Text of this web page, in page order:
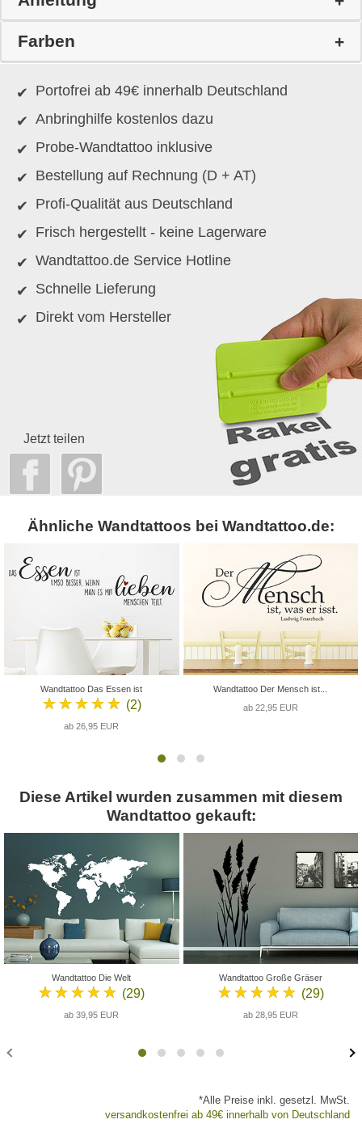
Farben
Portofrei ab 49€ innerhalb Deutschland
Anbringhilfe kostenlos dazu
Probe-Wandtattoo inklusive
Bestellung auf Rechnung (D + AT)
Profi-Qualität aus Deutschland
Frisch hergestellt - keine Lagerware
Wandtattoo.de Service Hotline
Schnelle Lieferung
Direkt vom Hersteller
Jetzt teilen
Ähnliche Wandtattoos bei Wandtattoo.de:
Wandtattoo Das Essen ist
★★★★★ (2)
ab 26,95 EUR
Wandtattoo Der Mensch ist...
ab 22,95 EUR
Diese Artikel wurden zusammen mit diesem
Wandtattoo gekauft:
Wandtattoo Die Welt
★★★★★ (29)
ab 39,95 EUR
Wandtattoo Große Gräser
★★★★★ (29)
ab 28,95 EUR
*Alle Preise inkl. gesetzl. MwSt.
versandkostenfrei ab 49€ innerhalb von Deutschland